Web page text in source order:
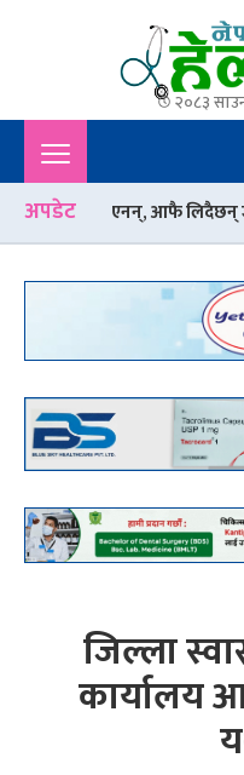
Nepali Health
A Complete Health
Sex, Beauty, Policy,
२०८३
अपडेटआफै लिदैछन् जस
जिल्ला
कार्यालय